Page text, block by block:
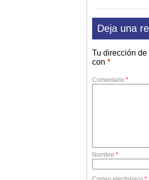
Deja una
Tu dirección
con *
Comentario *
Nombre *